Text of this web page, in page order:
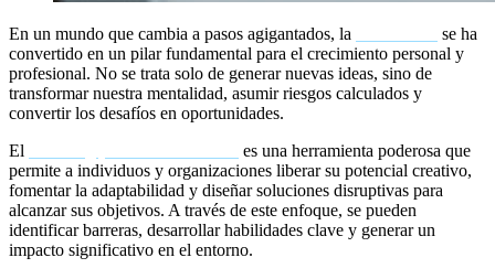
En un mundo que cambia a pasos agigantados, la
se ha
convertido en un pilar fundamental para el crecimiento personal y
profesional. No se trata solo de generar nuevas ideas, sino de
transformar nuestra mentalidad, asumir riesgos calculados y
convertir los desafíos en oportunidades.
El
es una herramienta poderosa que
permite a individuos y organizaciones liberar su potencial creativo,
fomentar la adaptabilidad y diseñar soluciones disruptivas para
alcanzar sus objetivos. A través de este enfoque, se pueden
identificar barreras, desarrollar habilidades clave y generar un
impacto significativo en el entorno.